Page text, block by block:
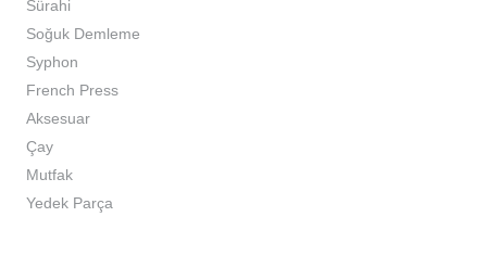
Sürahi
Soğuk Demleme
Syphon
French Press
Aksesuar
Çay
Mutfak
Yedek Parça